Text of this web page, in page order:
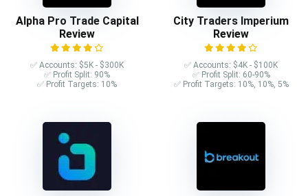
Alpha Pro Trade Capital
Review
✅ Accounts: $5K - $300K
✅ Profit Split: 90%
✅ Profit Targets: 10%
City Traders Imperium
Review
✅ Accounts: $4K - $100K
✅ Profit Split: 60-90%
✅ Profit Targets: 10%, 10%, 5%